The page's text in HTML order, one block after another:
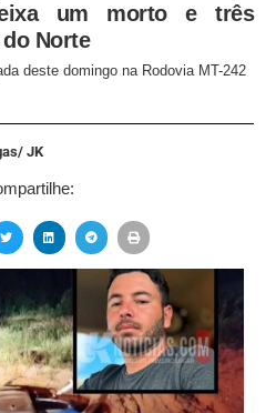
um morto e três
Norte
deste domingo na Rodovia MT-242
JK